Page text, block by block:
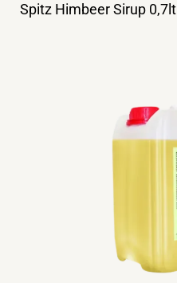
Spitz Himbeer Sirup 0,7lt